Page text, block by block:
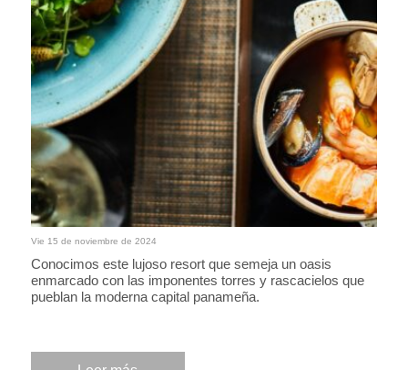
Vie 15 de noviembre de 2024
Conocimos este lujoso resort que semeja un oasis
enmarcado con las imponentes torres y rascacielos que
pueblan la moderna capital panameña.